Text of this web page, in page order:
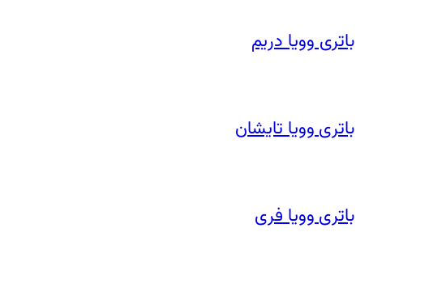
باتری وویا دریم
باتری وویا تایشان
باتری وویا فری